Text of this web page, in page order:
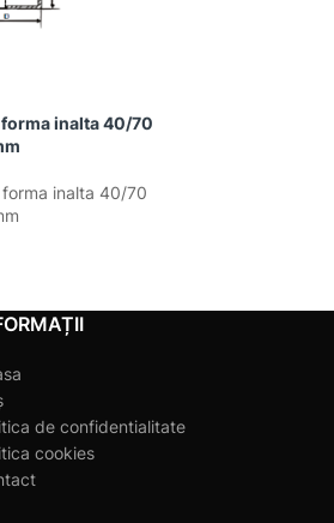
inalta 40/70
inalta 40/70
de confidentialitate
cookies